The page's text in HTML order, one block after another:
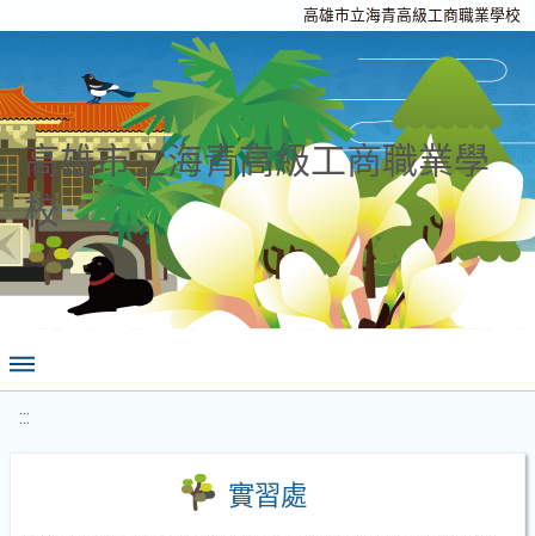
高雄市立海青高級工商職業學校
高雄市立海青高級工商職業學
校
:::
實習處